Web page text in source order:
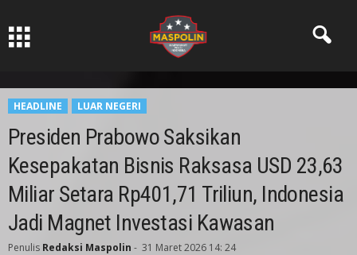
HEADLINE LUAR NEGERI
Presiden Prabowo Saksikan
Kesepakatan Bisnis Raksasa USD 23,63
Miliar Setara Rp401,71 Triliun, Indonesia
Jadi Magnet Investasi Kawasan
Penulis Redaksi Maspolin - 31 Maret 2026 14: 24